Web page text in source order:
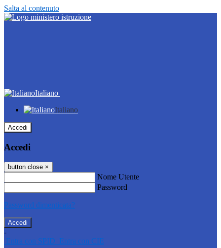
Salta al contenuto
Italiano
Italiano
Accedi
Accedi
button close ×
Nome Utente
Password
Password dimenticata?
-
Entra con SPID Entra con CIE